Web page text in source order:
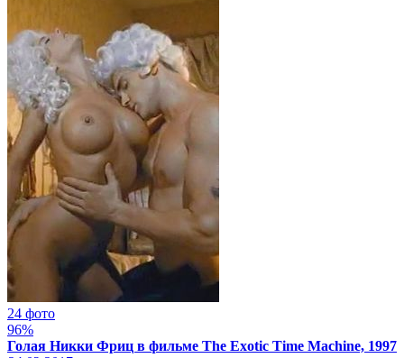
24 фото
96%
Голая Никки Фриц в фильме The Exotic Time Machine, 1997